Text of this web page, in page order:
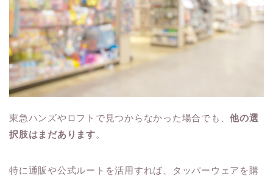
東急ハンズやロフトで見つからなかった場合でも、他の選
択肢はまだあります。
特に通販や公式ルートを活用すれば、タッパーウェアを購